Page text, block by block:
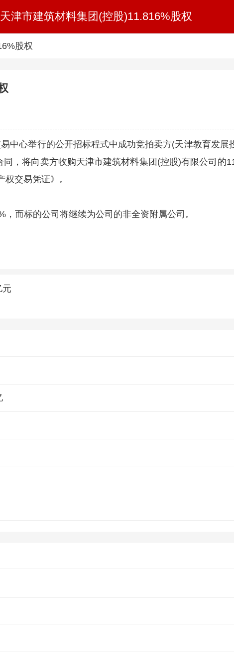
津市建筑材料集团(控股)11.816%股权
股权
中心举行的公开招标程式中成功竞拍卖方(天津教育发展
，将向卖方收购天津市建筑材料集团(控股)有限公司的
交易凭证》。
而标的公司将继续为公司的非全资附属公司。
元